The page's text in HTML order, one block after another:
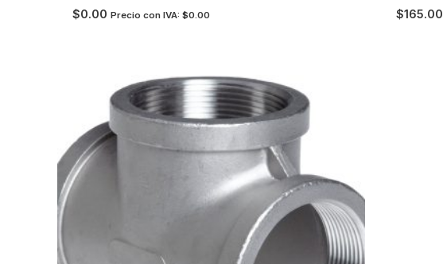
$0.00 Precio con IVA:$0.00 $165.00